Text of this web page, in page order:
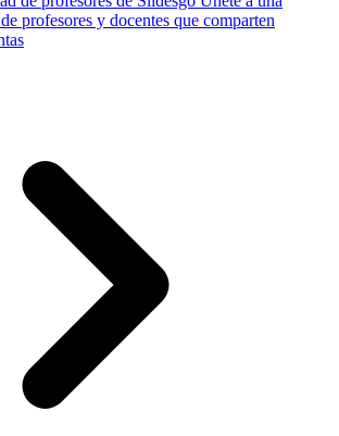
profesores y docentes que comparten